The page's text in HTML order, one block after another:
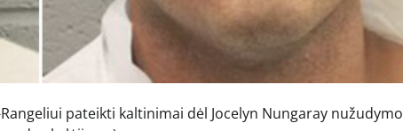
pateikti kaltinimai dėl Jocelyn Nungaray nužudymo